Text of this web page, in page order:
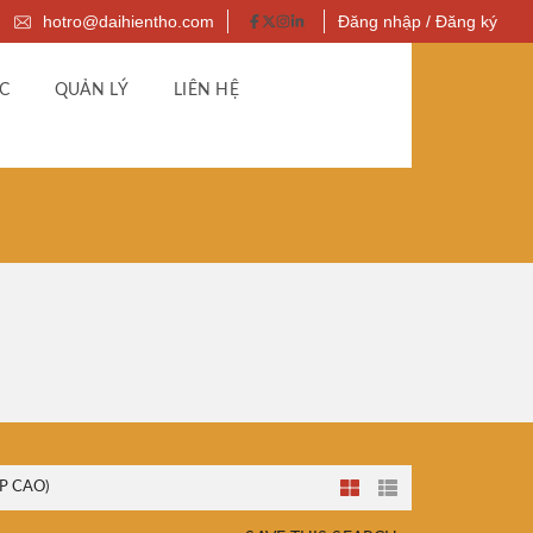
hotro@daihientho.com Đăng nhập / Đăng ký
QUẢN LÝ LIÊN HỆ
CAO)